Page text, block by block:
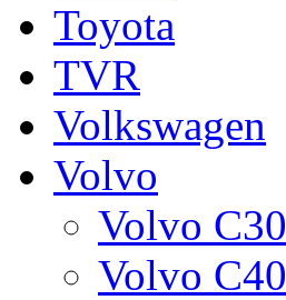
Toyota
TVR
Volkswagen
Volvo
Volvo C30
Volvo C40